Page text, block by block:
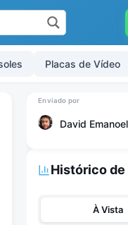
Placas de Vídeo
David
Histórico de
À Vista